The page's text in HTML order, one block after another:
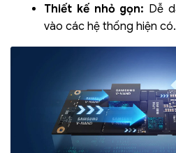
Thiết kế nhỏ gọn: Dễ
vào các hệ thống hiện có.